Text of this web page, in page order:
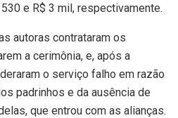
e R$ 3 mil, respectivamente.
autoras contrataram os
a cerimônia, e, após a
o serviço falho em razão
padrinhos e da ausência de
que entrou com as alianças.